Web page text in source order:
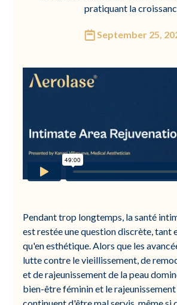
pratiquant la
September 25,
Pendant trop longtemps, la santé
est restée une question discrète, tant
qu'en esthétique. Alors que les
lutte contre le vieillissement, de
et de rajeunissement de la peau
bien-être féminin et le